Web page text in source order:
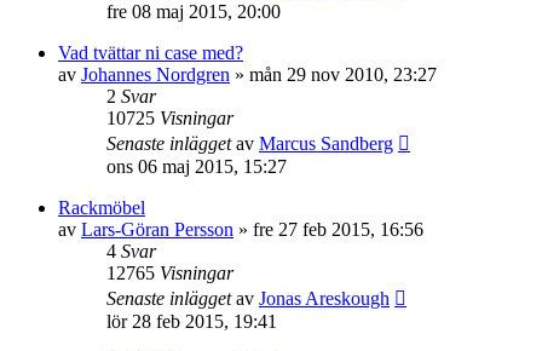
fre 08 maj 2015, 20:00
Vad tvättar ni case med?
av Johannes Nordgren » mån 29 nov 2010, 23:27
2 Svar
10725 Visningar
Senaste inläggetav Marcus Sandberg
ons 06 maj 2015, 15:27
Rackmöbel
av Lars-Göran Persson » fre 27 feb 2015, 16:56
4 Svar
12765 Visningar
Senaste inläggetav Jonas Areskough
lör 28 feb 2015, 19:41